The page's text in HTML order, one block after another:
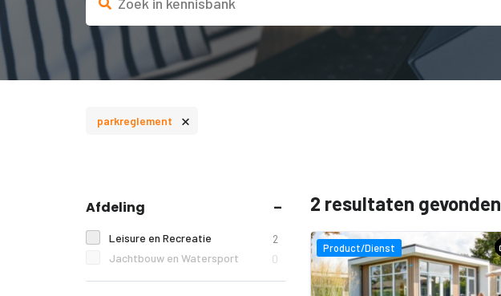
parkreglement ×
Afdeling
Leisure en Recreatie 2
Jachtbouw en Watersport 0
2 resultaten gevonden
Product/Dienst